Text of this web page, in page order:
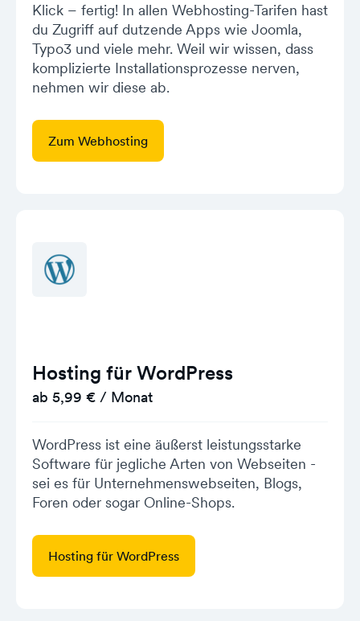
Klick – fertig! In allen Webhosting-Tarifen hast
du Zugriff auf dutzende Apps wie Joomla,
Typo3 und viele mehr. Weil wir wissen, dass
komplizierte Installationsprozesse nerven,
nehmen wir diese ab.
Zum Webhosting
Hosting für WordPress
ab 5,99 € / Monat
WordPress ist eine äußerst leistungsstarke
Software für jegliche Arten von Webseiten -
sei es für Unternehmenswebseiten, Blogs,
Foren oder sogar Online-Shops.
Hosting für WordPress